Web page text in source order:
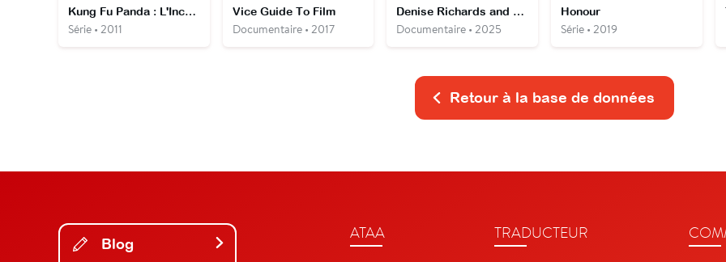
Kung Fu Panda : L'Incroyable Légende
Série • 2011
Vice Guide To Film
Documentaire • 2017
Denise Richards and Her Wild Things
Documentaire • 2025
Honour
Série • 2019
Retour à la base de données
Blog
ATAA TRADUCTEUR